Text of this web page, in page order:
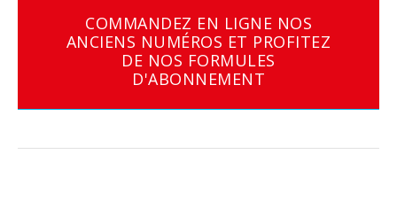
COMMANDEZ EN LIGNE NOS
ANCIENS NUMÉROS ET PROFITEZ
DE NOS FORMULES
D'ABONNEMENT